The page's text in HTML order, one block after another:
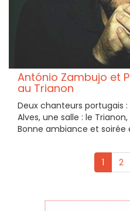
António Zambujo et
au Trianon
Deux chanteurs portugais
Alves, une salle : le
Bonne ambiance et soirée
1 2